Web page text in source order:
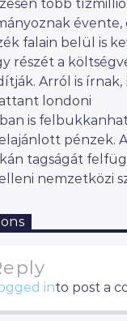
több
évente,
falain belül is
részét a
Arról is írnak,
londoni
is
pénzek.
tagságát
nemzetközi
into post a